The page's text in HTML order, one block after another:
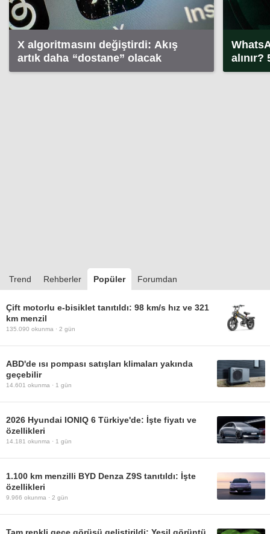
X algoritmasını değiştirdi: Akış
artık daha “dostane” olacak
Trend Rehberler Popüler Forumdan
Çift motorlu e-bisiklet tanıtıldı: 98 km/s hız ve 321
km menzil
135.090 okunma · 2 gün
ABD'de ısı pompası satışları klimaları yakında
geçebilir
14.601 okunma · 1 gün
2026 Hyundai IONIQ 6 Türkiye'de: İşte fiyatı ve
özellikleri
14.181 okunma · 1 gün
1.100 km menzilli BYD Denza Z9S tanıtıldı: İşte
özellikleri
9.966 okunma · 2 gün
Tam renkli gece görüşü geliştirildi: Yeşil görüntü